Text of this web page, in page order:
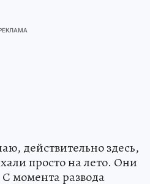
действительно здесь,
просто на лето. Они
момента развода